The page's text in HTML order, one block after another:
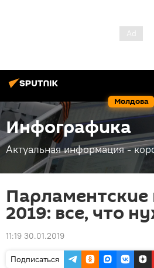
Молдова
Инфографика
Актуальная информация -
2019: все, что
11:19 30.01.2019
Подписаться